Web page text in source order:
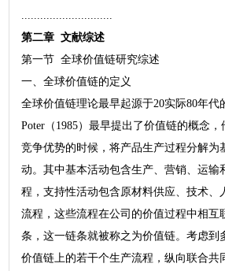
第二章 文献综述
第一节 全球价值链研究综述
一、全球价值链的定义
全球价值链理论最早起源于20实际80年代
Poter（1985）最早提出了价值链的概念
竞争优势的时候，将产品生产过程分解为
动。其中基本活动包含生产、营销、运输
程，支持性活动包含原材料供应、技术、
流程，这些流程在公司的价值过程中相互
条，这一链条就被称之为价值链。考虑到
价值链上的若干个生产流程，纵向联合共